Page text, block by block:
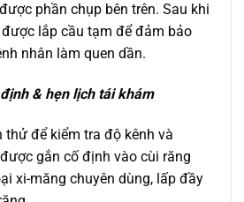
phần chụp bên trên. Sau khi
lắp cầu tạm để đảm bảo
nhân làm quen dần.
& hẹn lịch tái khám
thử để kiểm tra độ kênh và
gắn cố định vào cùi răng
xi-măng chuyên dùng, lấp đầy